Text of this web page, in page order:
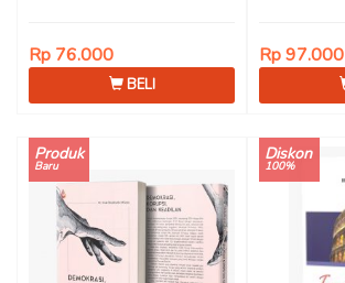
Rp 76.000
BELI
Rp 97.000
Produk
Baru
Diskon
100%